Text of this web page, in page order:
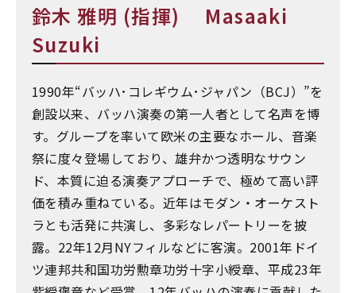
鈴木 雅明 (指揮) Masaaki
Suzuki
1990年“バッハ･コレギウム･ジャパン（BCJ）”を
創設以来、バッハ演奏の第一人者として名声を博
す。グループを率いて欧米の主要なホール、音楽
祭に度々登場しており、雄弁かつ透明なサウン
ド、本質に迫る演奏アプローチで、極めて高い評
価を積み重ねている。近年はモダン・オーケスト
ラとも活発に共演し、多彩なレパートリーを披
露。22年12月NYフィルなどに客演。2001年ドイ
ツ連邦共和国功労勲章功労十字小綬章、平成23年